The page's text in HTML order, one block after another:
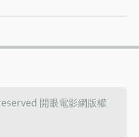
開眼電影網版權